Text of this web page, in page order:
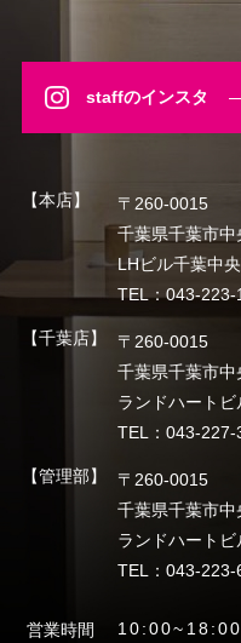
staffのインスタ
【本店】
〒260-0015
千葉県千葉市
LHビル千葉中
TEL：043-223-
【千葉店】
〒260-0015
千葉県千葉市
ランドハートビ
TEL：043-227-
【管理部】
〒260-0015
千葉県千葉市
ランドハートビ
TEL：043-223-
営業時間
10:00~18:00